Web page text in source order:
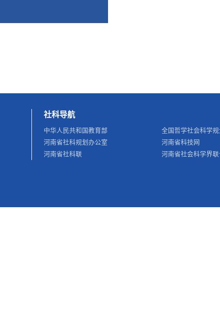
社科导航
中华人民共和国教育部
全国哲学社会科学
河南省社科规划办公室
河南省科技网
河南省社科联
河南省社会科学界